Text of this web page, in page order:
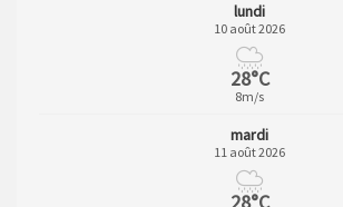
lundi
10 août 2026
28°C
8m/s
mardi
11 août 2026